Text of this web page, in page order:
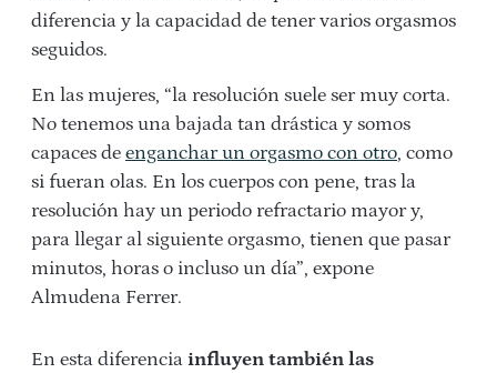
diferencia y la capacidad de tener varios orgasmos
seguidos.
En las mujeres, “la resolución suele ser muy corta.
No tenemos una bajada tan drástica y somos
capaces de enganchar un orgasmo con otro, como
si fueran olas. En los cuerpos con pene, tras la
resolución hay un periodo refractario mayor y,
para llegar al siguiente orgasmo, tienen que pasar
minutos, horas o incluso un día”, expone
Almudena Ferrer.
En esta diferencia influyen también las